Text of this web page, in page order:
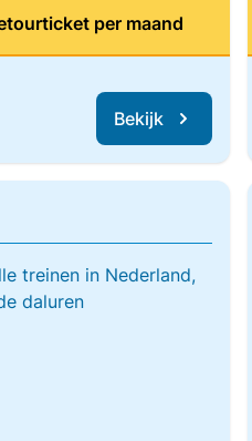
per maand
Bekijk
treinen in Nederland,
daluren